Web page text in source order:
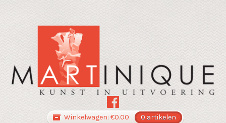
Winkelwagen: €0.00 0 artikelen